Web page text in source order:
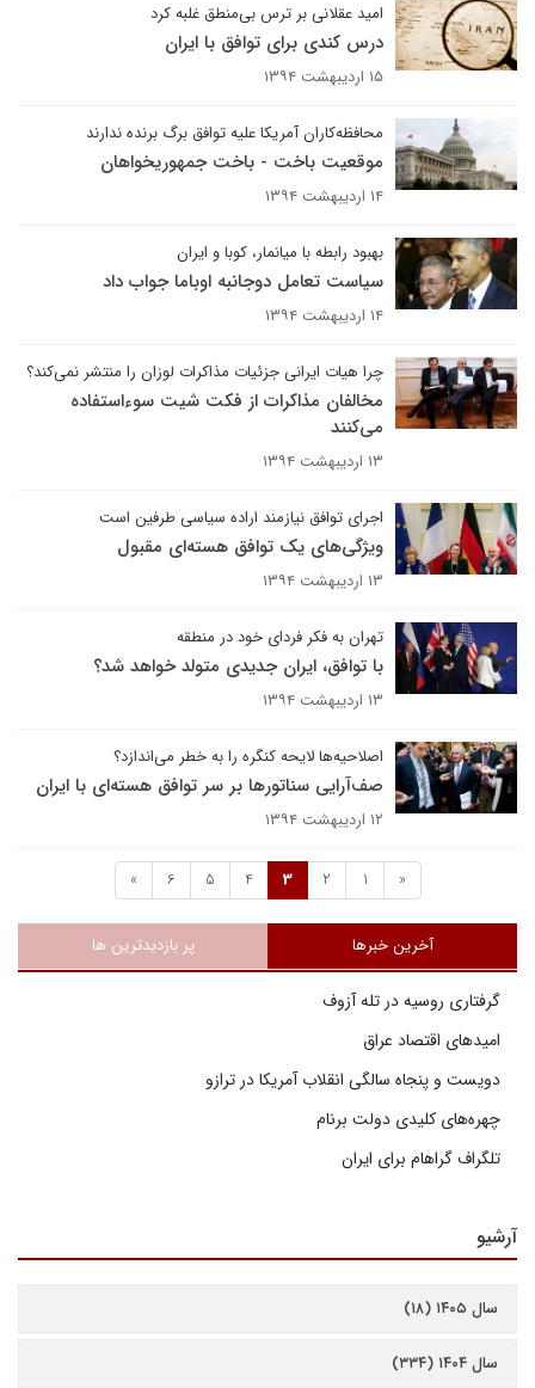
امید عقلانی بر ترس بی‌منطق غلبه کرد
درس کندی برای توافق با ایران
۱۵ اردیبهشت ۱۳۹۴
محافظه‌کاران آمریکا علیه توافق برگ برنده ندارند
موقعیت باخت - باخت جمهوریخواهان
۱۴ اردیبهشت ۱۳۹۴
بهبود رابطه با میانمار، کوبا و ایران
سیاست تعامل دوجانبه اوباما جواب داد
۱۴ اردیبهشت ۱۳۹۴
چرا هیات ایرانی جزئیات مذاکرات لوزان را منتشر نمی‌کند؟
مخالفان مذاکرات از فکت شیت سوءاستفاده
می‌کنند
۱۳ اردیبهشت ۱۳۹۴
اجرای توافق نیازمند اراده سیاسی طرفین است
ویژگی‌های یک توافق هسته‌ای مقبول
۱۳ اردیبهشت ۱۳۹۴
تهران به فکر فردای خود در منطقه
با توافق، ایران جدیدی متولد خواهد شد؟
۱۳ اردیبهشت ۱۳۹۴
اصلاحیه‌ها لایحه کنگره را به خطر می‌اندازد؟
صف‌آرایی سناتورها بر سر توافق هسته‌ای با ایران
۱۲ اردیبهشت ۱۳۹۴
«
1
2
3
4
5
6
»
آخرین خبرها پر بازدیدترین ها
گرفتاری روسیه در تله آزوف
امیدهای اقتصاد عراق
دویست و پنجاه سالگی انقلاب آمریکا در ترازو
چهره‌های کلیدی دولت برنام
تلگراف گراهام برای ایران
آرشیو
سال ۱۴۰۵ (۱۸)
سال ۱۴۰۴ (۳۳۴)